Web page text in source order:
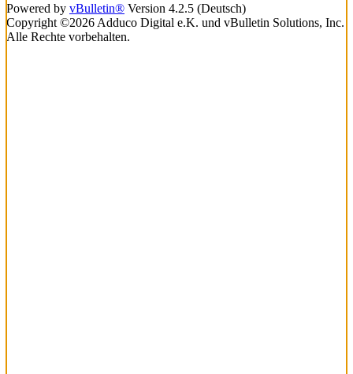
Powered by vBulletin® Version 4.2.5 (Deutsch)
Copyright ©2026 Adduco Digital e.K. und vBulletin Solutions, Inc.
Alle Rechte vorbehalten.